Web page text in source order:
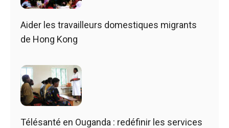
Aider les travailleurs domestiques migrants
de Hong Kong
Télésanté en Ouganda : redéfinir les services